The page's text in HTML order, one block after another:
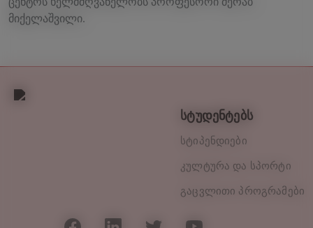
მიქელაშვილი.
სტუდენტებს
სტიპენდიები
კულტურა და სპორტი
გაცვლითი პროგრამები